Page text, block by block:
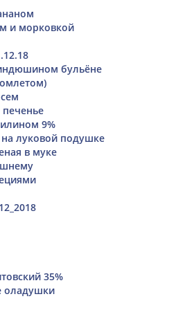
и морковкой
бульёне
9%
луковой подушке
в муке
35%
оладушки